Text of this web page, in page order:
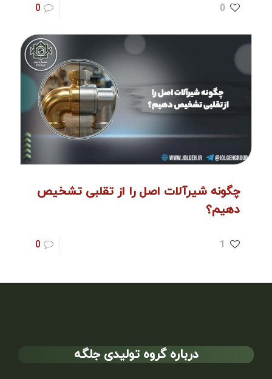
0
0
چگونه شیرآلات اصل را از تقلبی تشخیص
دهیم؟
1
0
درباره گروه تولیدی جلگه